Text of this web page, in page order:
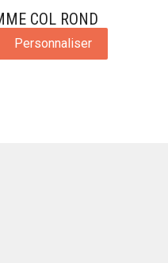
COL ROND
Personnaliser